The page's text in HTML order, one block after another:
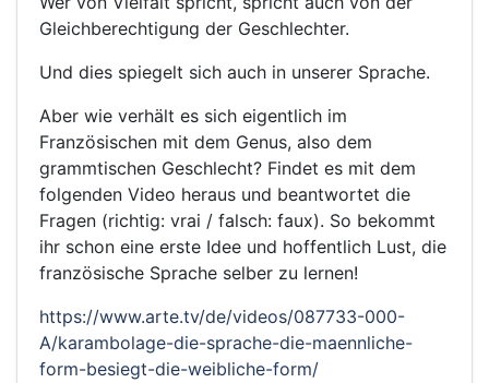
Gleichberechtigung der Geschlechter.
Und dies spiegelt sich auch in unserer Sprache.
Aber wie verhält es sich eigentlich im
Französischen mit dem Genus, also dem
grammtischen Geschlecht? Findet es mit dem
folgenden Video heraus und beantwortet die
Fragen (richtig: vrai / falsch: faux). So bekommt
ihr schon eine erste Idee und hoffentlich Lust, die
französische Sprache selber zu lernen!
https://www.arte.tv/de/videos/087733-000-
A/karambolage-die-sprache-die-maennliche-
form-besiegt-die-weibliche-form/